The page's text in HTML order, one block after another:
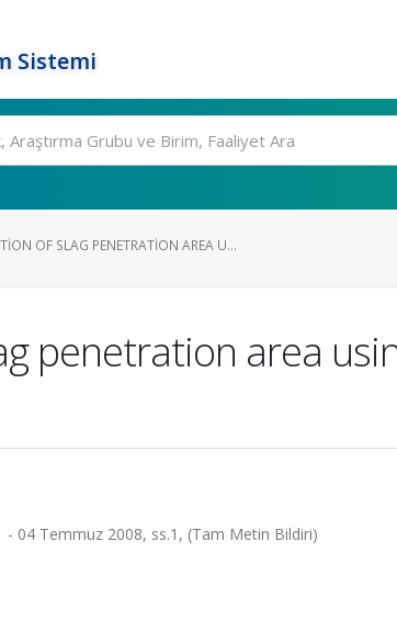
Sistemi
OF SLAG PENETRATION AREA U...
penetration area
04 Temmuz 2008, ss.1, (Tam Metin Bildiri)